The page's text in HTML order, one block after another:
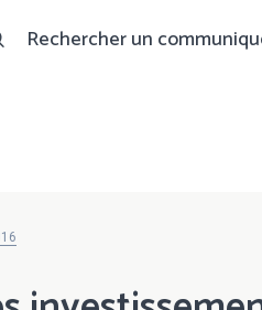
Rechercher un